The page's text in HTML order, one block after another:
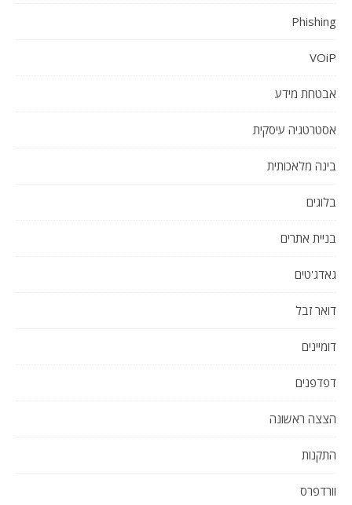
Phishing
VOiP
אבטחת מידע
אסטרטגיה עיסקית
בינה מלאכותית
בלוגים
בניית אתרים
גאדג'טים
דואר זבל
דומיינים
דפדפנים
הצצה ראשונה
התקנות
וורדפרס